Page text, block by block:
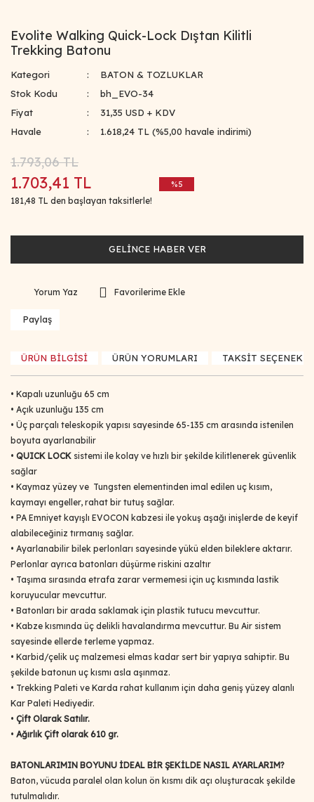
Evolite Walking Quick-Lock Dıştan Kilitli
Trekking Batonu
Kategori
BATON & TOZLUKLAR
Stok Kodu
bh_EVO-34
Fiyat
31,35 USD + KDV
Havale
1.618,24 TL (%5,00 havale indirimi)
1.793,06 TL
1.703,41 TL
181,48 TL den başlayan taksitlerle!
%5
GELİNCE HABER VER
Yorum Yaz
Paylaş
ÜRÜN BİLGİSİ ÜRÜN YORUMLARI TAKSİT
• Kapalı uzunluğu 65 cm
• Açık uzunluğu 135 cm
• Üç parçalı teleskopik yapısı sayesinde 65-135 cm arasında istenilen
boyuta ayarlanabilir
• QUICK LOCK sistemi ile kolay ve hızlı bir şekilde kilitlenerek güvenlik
sağlar
• Kaymaz yüzey ve Tungsten elementinden imal edilen uç kısım,
kaymayı engeller, rahat bir tutuş sağlar.
• PA Emniyet kayışlı EVOCON kabzesi ile yokuş aşağı inişlerde de keyif
alabileceğiniz tırmanış sağlar.
• Ayarlanabilir bilek perlonları sayesinde yükü elden bileklere aktarır.
Perlonlar ayrıca batonları düşürme riskini azaltır
• Taşıma sırasında etrafa zarar vermemesi için uç kısmında lastik
koruyucular mevcuttur.
• Batonları bir arada saklamak için plastik tutucu mevcuttur.
• Kabze kısmında üç delikli havalandırma mevcuttur. Bu Air sistem
sayesinde ellerde terleme yapmaz.
• Karbid/çelik uç malzemesi elmas kadar sert bir yapıya sahiptir. Bu
şekilde batonun uç kısmı asla aşınmaz.
• Trekking Paleti ve Karda rahat kullanım için daha geniş yüzey alanlı
Kar Paleti Hediyedir.
• Çift Olarak Satılır.
• Ağırlık Çift olarak 610 gr.
BATONLARIMIN BOYUNU İDEAL BİR ŞEKİLDE NASIL AYARLARIM?
Baton, vücuda paralel olan kolun ön kısmı dik açı oluşturacak şekilde
tutulmalıdır.